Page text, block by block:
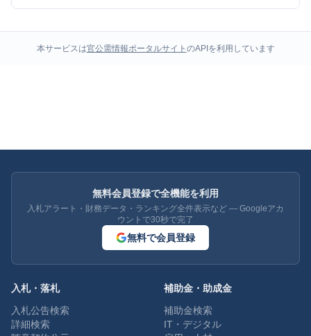
本サービスは官公需情報ポータルサイト のAPIを利用しています
無料会員登録で全機能を利用
入札アラート・財務データ・ランキング全件表示など — Googleアカ
ウントで30秒で完了
無料で会員登録
入札・落札
入札公告検索
詳細検索
補助金・助成金
補助金検索
IT・デジタル